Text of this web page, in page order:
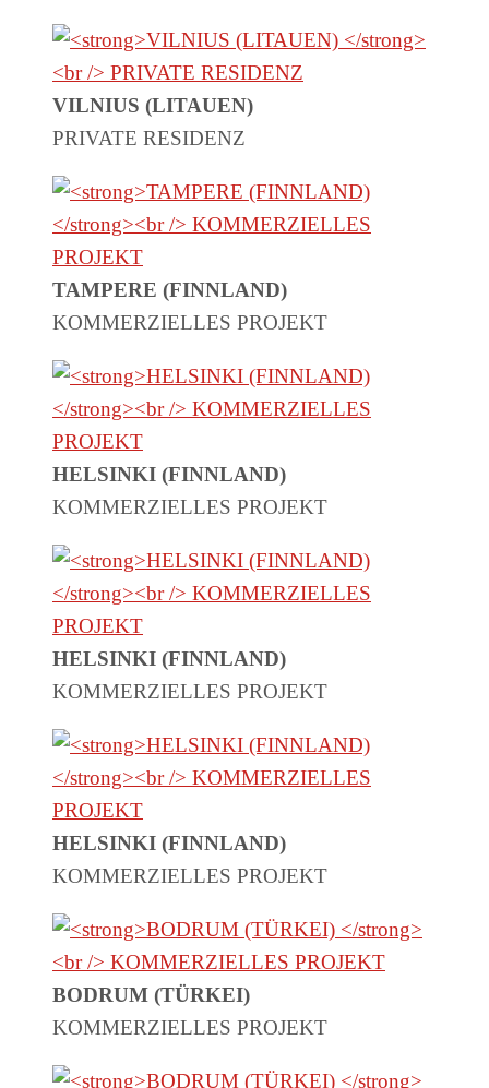
VILNIUS (LITAUEN)
PRIVATE RESIDENZ
TAMPERE (FINNLAND)
KOMMERZIELLES PROJEKT
HELSINKI (FINNLAND)
KOMMERZIELLES PROJEKT
HELSINKI (FINNLAND)
KOMMERZIELLES PROJEKT
HELSINKI (FINNLAND)
KOMMERZIELLES PROJEKT
BODRUM (TÜRKEI)
KOMMERZIELLES PROJEKT